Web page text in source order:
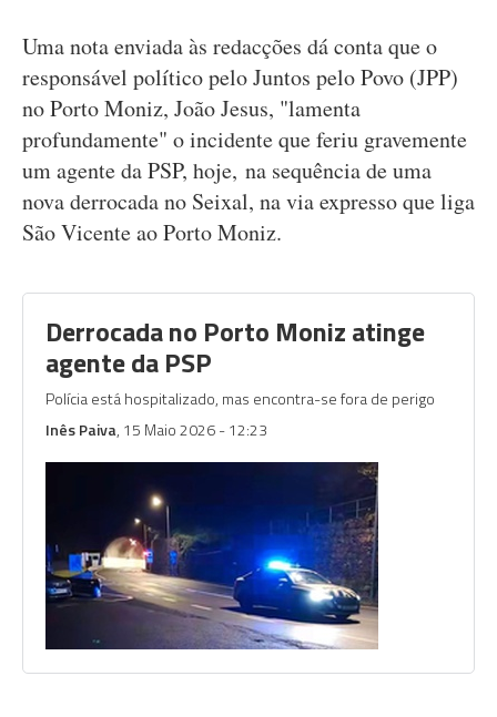
Uma nota enviada às redacções dá conta que o
responsável político pelo Juntos pelo Povo (JPP)
no Porto Moniz, João Jesus, "lamenta
profundamente" o incidente que feriu gravemente
um agente da PSP, hoje, na sequência de uma
nova derrocada no Seixal, na via expresso que liga
São Vicente ao Porto Moniz.
Derrocada no Porto Moniz atinge
agente da PSP
Polícia está hospitalizado, mas encontra-se fora de perigo
Inês Paiva, 15 Maio 2026 - 12:23